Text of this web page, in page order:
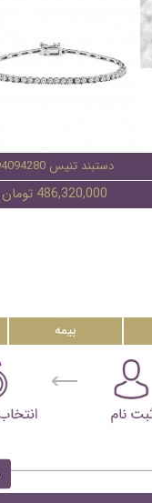
دستبند تنیس 94094280
486,320,000 تومان
بیمه